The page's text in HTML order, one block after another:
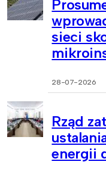
sieci
28-07-2026
Rząd
energii